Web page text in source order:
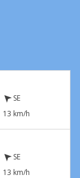
SE
13 km/h
SE
13 km/h